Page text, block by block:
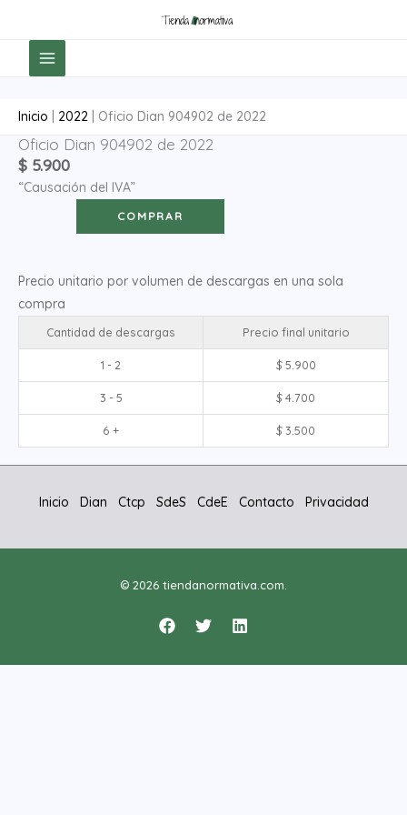
contenido
Inicio 2022 Oficio Dian 904902 de 2022
Oficio Dian 904902 de 2022
$ 5.900
“Causación del IVA”
Oficio
Dian
904902
COMPRAR
Precio unitario por volumen de descargas en una sola
compra
Cantidad de descargas Precio final unitario
1 - 2 $5.900
3 - 5 $4.700
6 + $3.500
Inicio Dian Ctcp SdeS CdeE Contacto Privacidad
© 2026 tiendanormativa.com.